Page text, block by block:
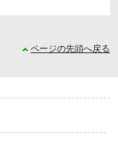
ページの先頭へ戻る